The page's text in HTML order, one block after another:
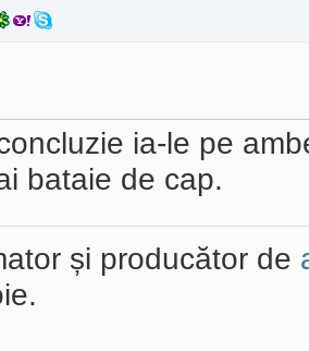
ia-le pe
bataie de cap.
și producător de